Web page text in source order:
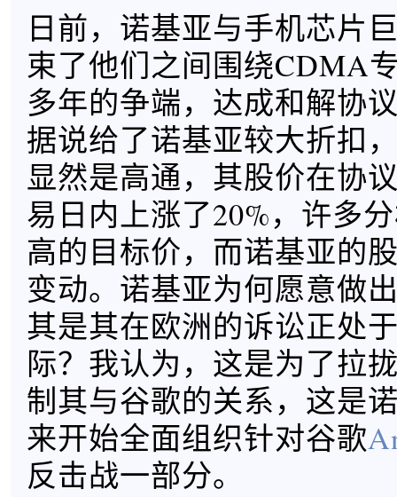
日前，诺基亚与手机芯片
束了他们之间围绕CDMA
多年的争端，达成和解协
据说给了诺基亚较大折扣
显然是高通，其股价在协
易日内上涨了20%，许多
高的目标价，而诺基亚的
变动。诺基亚为何愿意做
其是其在欧洲的诉讼正处
际？我认为，这是为了拉
制其与谷歌的关系，这是
来开始全面组织针对谷歌
反击战一部分。